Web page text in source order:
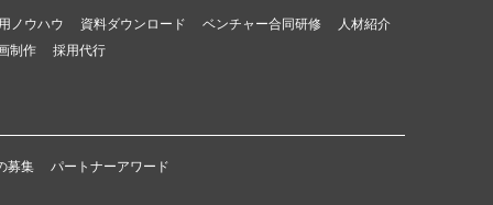
ノウハウ 資料ダウンロード ベンチャー合同研修
人材紹介
制作
採用代行
募集 パートナーアワード